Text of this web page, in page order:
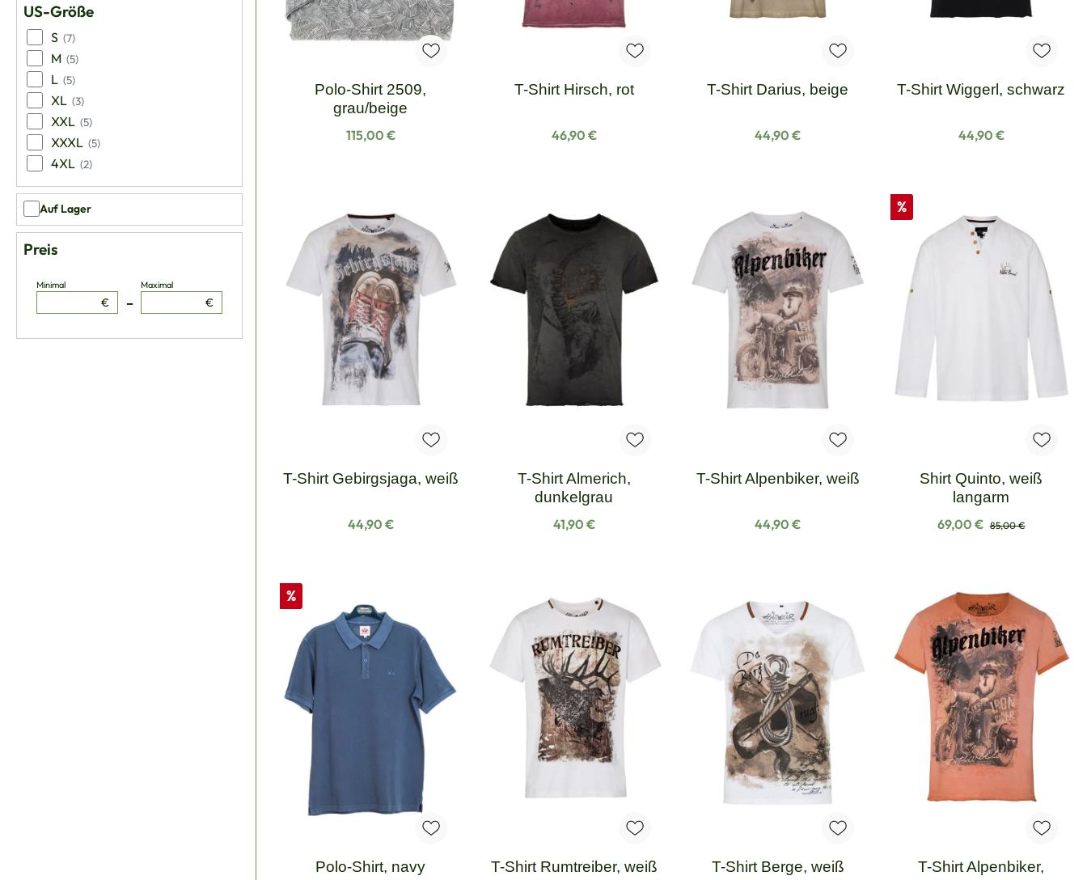
US-Größe
S (7)
M (5)
L (5)
XL (3)
XXL (5)
XXXL (5)
4XL (2)
Auf Lager
Preis
Minimal
€ –
Maximal
€
Polo-Shirt 2509,
grau/beige
Regulärer Preis:
115,00 €
T-Shirt Hirsch, rot
Regulärer Preis:
46,90 €
T-Shirt Darius, beige
Regulärer Preis:
44,90 €
T-Shirt Wiggerl, schwarz
Regulärer Preis:
44,90 €
T-Shirt Gebirgsjaga, weiß
Regulärer Preis:
44,90 €
T-Shirt Almerich,
dunkelgrau
Regulärer Preis:
41,90 €
T-Shirt Alpenbiker, weiß
Regulärer Preis:
44,90 €
Rabatt
%
Shirt Quinto, weiß
langarm
Verkaufspreis:
69,00 € Regulärer Preis:
85,00 €
Rabatt
%
Polo-Shirt, navy T-Shirt Rumtreiber, weiß T-Shirt Berge, weiß
T-Shirt Alpenbiker,